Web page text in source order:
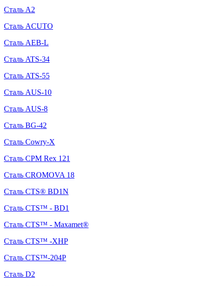
Сталь A2
Сталь ACUTO
Сталь AEB-L
Сталь ATS-34
Сталь ATS-55
Сталь AUS-10
Сталь AUS-8
Сталь BG-42
Сталь Cowry-X
Сталь CPM Rex 121
Сталь CROMOVA 18
Сталь CTS® BD1N
Сталь CTS™ - BD1
Сталь CTS™ - Maxamet®
Сталь CTS™ -XHP
Сталь CTS™-204P
Сталь D2